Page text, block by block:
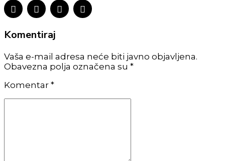
Komentiraj
Vaša e-mail adresa neće biti javno objavljena.
Obavezna polja označena su *
Komentar *